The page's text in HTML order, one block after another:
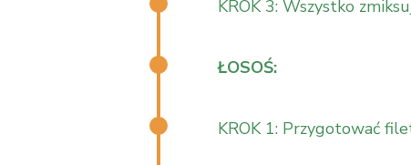
KROK 3: Wszystko
ŁOSOŚ:
KROK 1: Przygotować